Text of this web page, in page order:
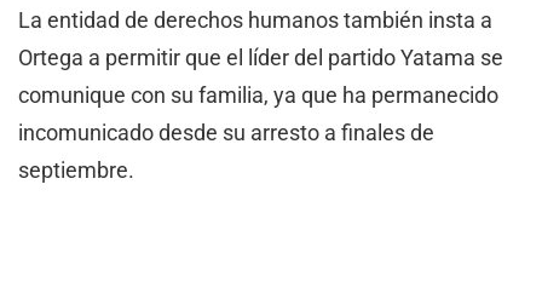
La entidad de derechos humanos también insta a
Ortega a permitir que el líder del partido Yatama se
comunique con su familia, ya que ha permanecido
incomunicado desde su arresto a finales de
septiembre.